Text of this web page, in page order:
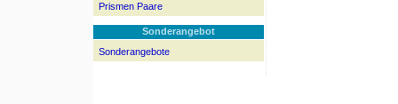
Prismen Paare
Sonderangebot
Sonderangebote